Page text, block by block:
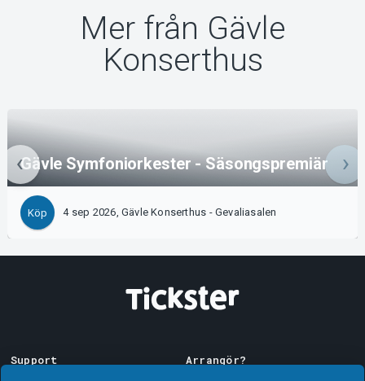
Mer från Gävle
Konserthus
Gävle Symfoniorkester - Säsongspremiär
Köp 4 sep 2026, Gävle Konserthus - Gevaliasalen
Support
Arrangör?